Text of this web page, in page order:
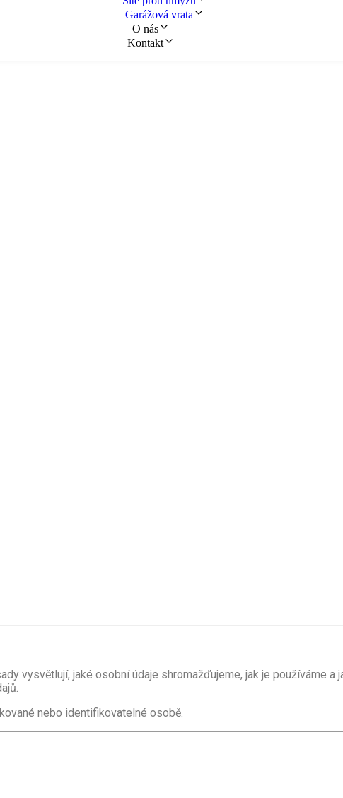
Garážová vrata
O nás
Kontakt
vysvětlují, jaké osobní údaje shromažďujeme, jak je používáme a
nebo identifikovatelné osobě.